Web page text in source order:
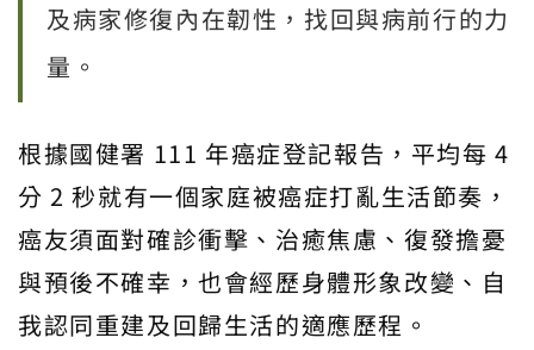
及病家修復內在韌性，找回與病前行的力
量。
根據國健署 111 年癌症登記報告，平均每 4
分 2 秒就有一個家庭被癌症打亂生活節奏，
癌友須面對確診衝擊、治癒焦慮、復發擔憂
與預後不確幸，也會經歷身體形象改變、自
我認同重建及回歸生活的適應歷程。